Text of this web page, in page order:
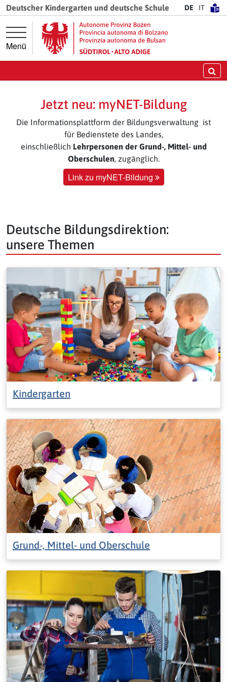
Springe direkt zur Hauptnavigation
Springe direkt zum Inhalt
Deutscher Kindergarten und deutsche Schule DE IT
Menü
Jetzt neu: myNET-Bildung
Die Informationsplattform der Bildungsverwaltung ist
für Bedienstete des Landes,
einschließlich Lehrpersonen der Grund-, Mittel- und
Oberschulen, zugänglich.
Link zu myNET-Bildung
Deutsche Bildungsdirektion:
unsere Themen
Kindergarten
Grund-, Mittel- und Oberschule